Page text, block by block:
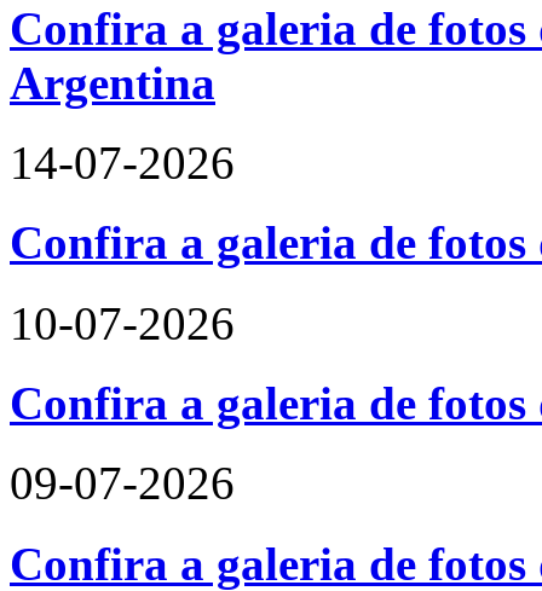
Confira a galeria de
Argentina
14-07-2026
Confira a galeria de
10-07-2026
Confira a galeria de fotos
09-07-2026
Confira a galeria de